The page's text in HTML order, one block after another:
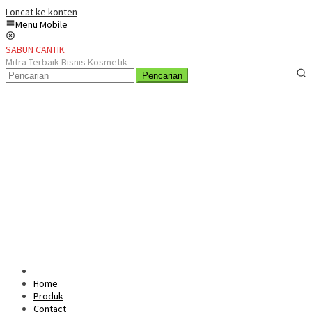
Loncat ke konten
Menu Mobile
SABUN CANTIK
Mitra Terbaik Bisnis Kosmetik
Pencarian
Home
Produk
Contact